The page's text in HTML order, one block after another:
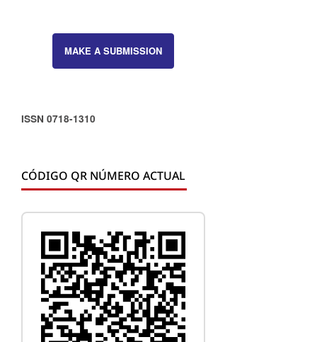
MAKE A SUBMISSION
ISSN 0718-1310
CÓDIGO QR NÚMERO ACTUAL